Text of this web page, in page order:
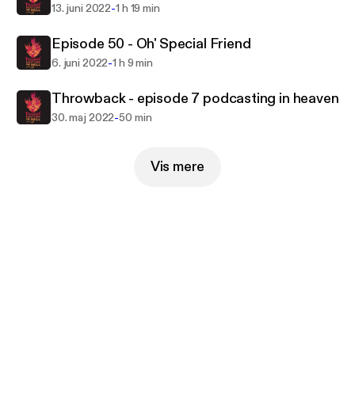
13. juni 2022-1 h 19 min
Episode 50 - Oh' Special Friend
6. juni 2022-1 h 9 min
Throwback - episode 7 podcasting in heaven
30. maj 2022-50 min
Vis mere